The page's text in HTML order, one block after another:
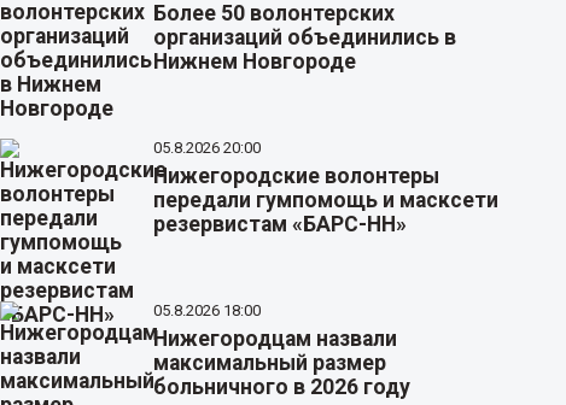
Более 50 волонтерских
организаций объединились в
Нижнем Новгороде
05.8.2026 20:00
Нижегородские волонтеры
передали гумпомощь и масксети
резервистам «БАРС-НН»
05.8.2026 18:00
Нижегородцам назвали
максимальный размер
больничного в 2026 году